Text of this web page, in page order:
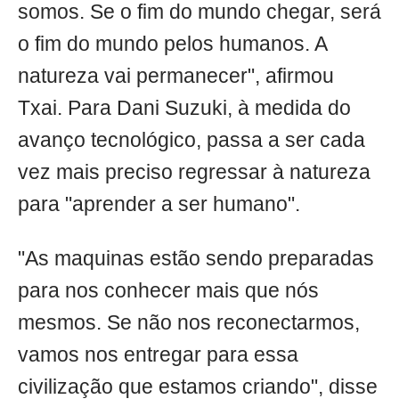
somos. Se o fim do mundo chegar, será
o fim do mundo pelos humanos. A
natureza vai permanecer", afirmou
Txai. Para Dani Suzuki, à medida do
avanço tecnológico, passa a ser cada
vez mais preciso regressar à natureza
para "aprender a ser humano".
"As maquinas estão sendo preparadas
para nos conhecer mais que nós
mesmos. Se não nos reconectarmos,
vamos nos entregar para essa
civilização que estamos criando", disse